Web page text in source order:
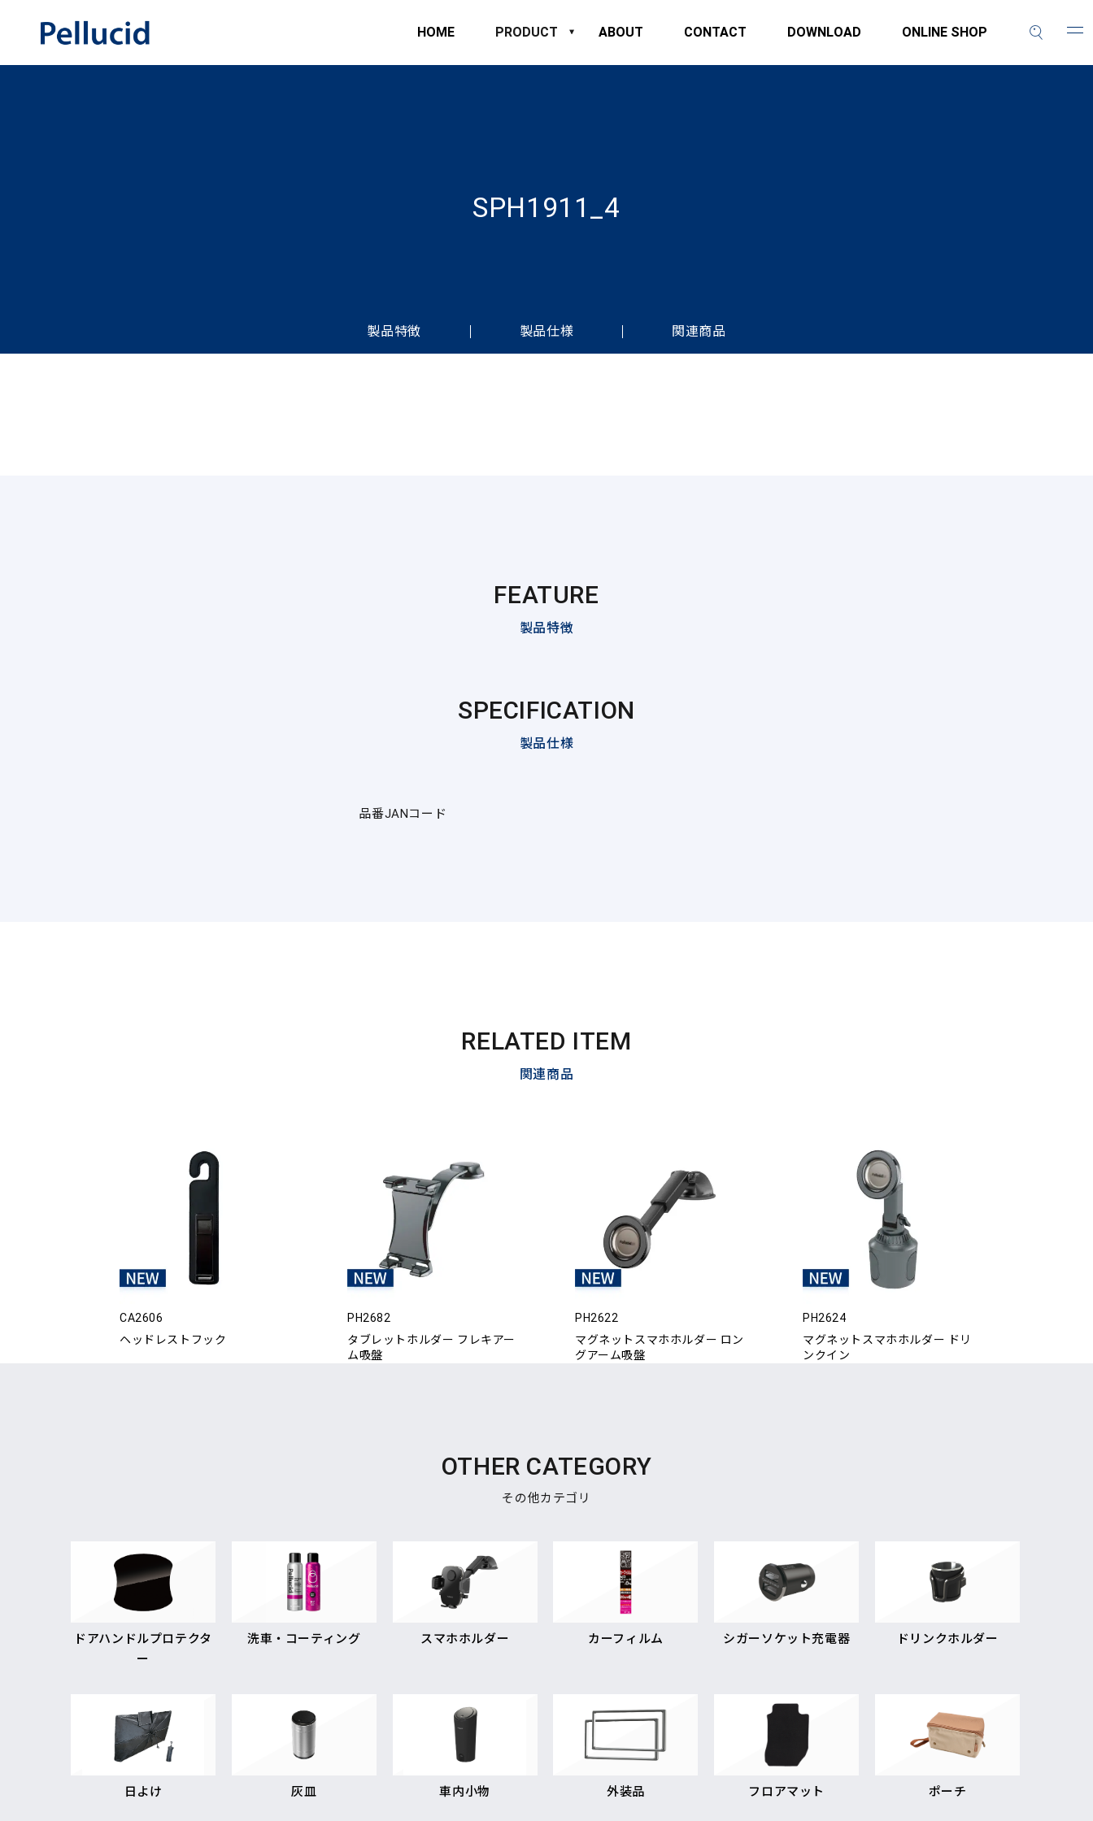
HOME PRODUCT ABOUT CONTACT DOWNLOAD ONLINE SHOP
SPH1911_4
製品特徴 製品仕様 関連商品
FEATURE
製品特徴
SPECIFICATION
製品仕様
品番JANコード
RELATED ITEM
関連商品
CA2606
ヘッドレストフック
PH2682
タブレットホルダー フレキアー
ム吸盤
PH2622
マグネットスマホホルダー ロン
グアーム吸盤
PH2624
マグネットスマホホルダー ドリ
ンクイン
OTHER CATEGORY
その他カテゴリ
ドアハンドルプロテクタ
ー
洗車・コーティング スマホホルダー カーフィルム シガーソケット充電器 ドリンクホルダー
日よけ 灰皿 車内小物 外装品 フロアマット ポーチ